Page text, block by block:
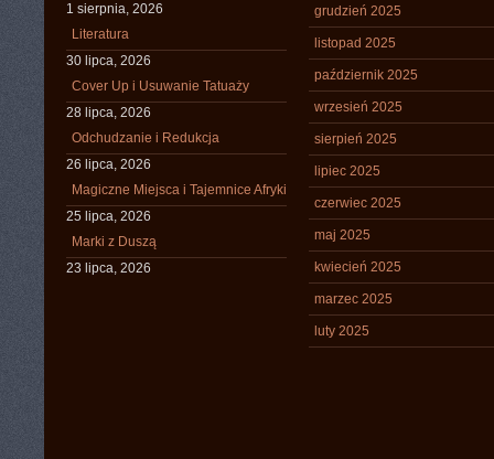
1 sierpnia, 2026
Literatura
30 lipca, 2026
Cover Up i Usuwanie Tatuaży
28 lipca, 2026
Odchudzanie i Redukcja
26 lipca, 2026
Magiczne Miejsca i Tajemnice Afryki
25 lipca, 2026
Marki z Duszą
23 lipca, 2026
grudzień 2025
listopad 2025
październik 2025
wrzesień 2025
sierpień 2025
lipiec 2025
czerwiec 2025
maj 2025
kwiecień 2025
marzec 2025
luty 2025